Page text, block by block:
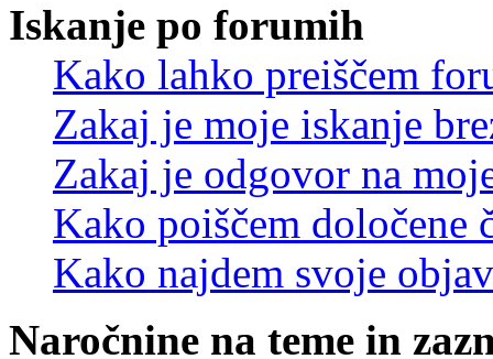
Iskanje po forumih
Kako lahko preiščem
Zakaj je moje iskanje
Zakaj je odgovor na
Kako poiščem določene
Kako najdem svoje
Naročnine na teme in